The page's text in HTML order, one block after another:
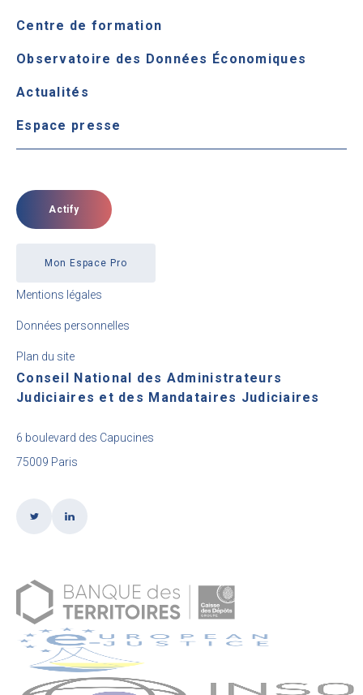
Centre de formation
Observatoire des Données Économiques
Actualités
Espace presse
Actify
Mon Espace Pro
Mentions légales
Données personnelles
Plan du site
Conseil National des Administrateurs
Judiciaires et des Mandataires Judiciaires
6 boulevard des Capucines
75009 Paris